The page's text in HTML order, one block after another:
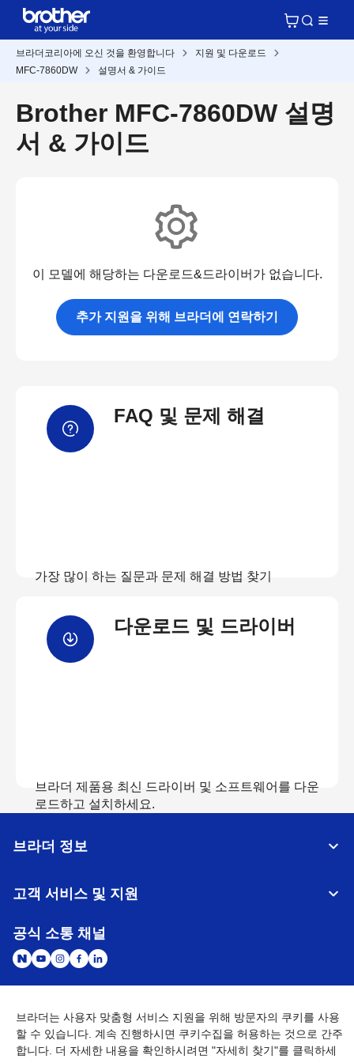
브라더코리아에 오신 것을 환영합니다
지원 및 다운로드
MFC-7860DW
설명서 & 가이드
Brother MFC-7860DW 설명
서 & 가이드
이 모델에 해당하는 다운로드&드라이버가 없습니다.
추가 지원을 위해 브라더에 연락하기
FAQ 및 문제 해결
가장 많이 하는 질문과 문제 해결 방법 찾기
FAQ 보기
다운로드 및 드라이버
브라더 제품용 최신 드라이버 및 소프트웨어를 다운
로드하고 설치하세요.
브라더 정보
고객 서비스 및 지원
공식 소통 채널
대한민국 글로벌 네트워크
개인정보처리방침 이용약관
사이트맵
브라더는 사용자 맞춤형 서비스 지원을 위해 방문자의 쿠키를 사용
할 수 있습니다. 계속 진행하시면 쿠키수집을 허용하는 것으로 간주
합니다. 더 자세한 내용을 확인하시려면 "자세히 찾기"를 클릭하세